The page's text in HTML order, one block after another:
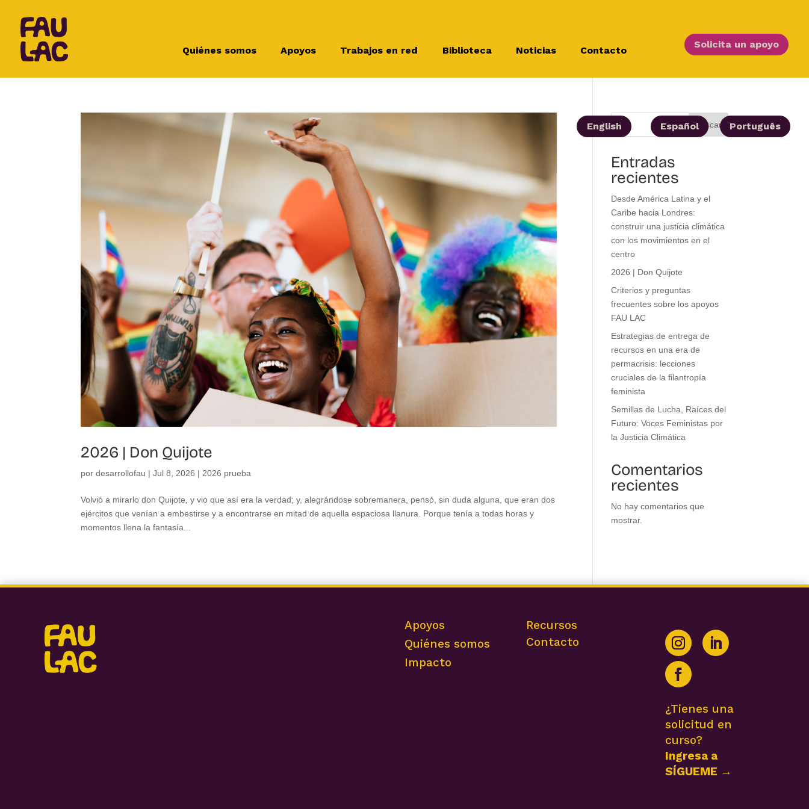
Quiénes somos Apoyos Trabajos en red Biblioteca Noticias Contacto
Solicita un apoyo
English Español Português
2026 | Don Quijote
pordesarrollofau |Jul 8, 2026 | 2026 prueba
Volvió a mirarlo don Quijote, y vio que así era la verdad; y, alegrándose sobremanera, pensó, sin duda alguna, que eran dos
ejércitos que venían a embestirse y a encontrarse en mitad de aquella espaciosa llanura. Porque tenía a todas horas y
momentos llena la fantasía...
Buscar
Entradas
recientes
Desde América Latina y el
Caribe hacia Londres:
construir una justicia climática
con los movimientos en el
centro
2026 | Don Quijote
Criterios y preguntas
frecuentes sobre los apoyos
FAU LAC
Estrategias de entrega de
recursos en una era de
permacrisis: lecciones
cruciales de la filantropía
feminista
Semillas de Lucha, Raíces del
Futuro: Voces Feministas por
la Justicia Climática
Comentarios
recientes
No hay comentarios que
mostrar.
Apoyos
Quiénes somos
Impacto
Recursos
Contacto
¿Tienes una
solicitud en
curso?
Ingresa a
SÍGUEME →